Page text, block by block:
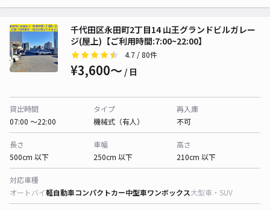
千代田区永田町2丁目14 山王グランドビルガレー
ジ(屋上)【ご利用時間:7:00~22:00】
4.7 / 80件
¥3,600〜 / 日
貸出時間
07:00 〜22:00
タイプ
機械式（有人）
再入庫
不可
長さ
500cm 以下
車幅
250cm 以下
高さ
210cm 以下
対応車種
オートバイ軽自動車コンパクトカー中型車ワンボックス大型車・SUV